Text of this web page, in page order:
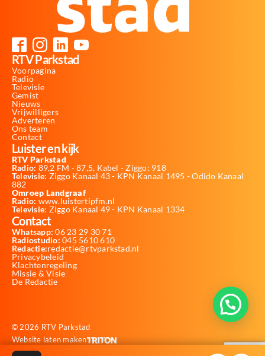
RTV Parkstad
Voorpagina
Radio
Televisie
Gemist
Nieuws
Vrijwilligers
Adverteren
Ons team
Contact
Luister en kijk
RTV Parkstad
Radio: 89,2 FM - 87,5, Kabel - Ziggo: 918
Televisie: Ziggo Kanaal 43 - KPN Kanaal 1495 - Odido Kanaal
882
Omroep Landgraaf
Radio: www.luistertipfm.nl
Televisie: Ziggo Kanaal 49 - KPN Kanaal 1334
Contact
Whatsapp: 06 23 29 30 71
Radiostudio: 045 5610 610
Redactie:redactie@rtvparkstad.nl
Privacybeleid
Klachtenregeling
Missie & Visie
De Redactie
© 2026 RTV Parkstad
Website laten maken